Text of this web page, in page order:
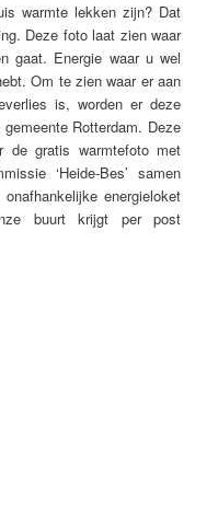
warmte lekken zijn? Dat
Deze foto laat zien waar
gaat. Energie waar u wel
Om te zien waar er aan
is, worden er deze
Rotterdam. Deze
de gratis warmtefoto met
‘Heide-Bes’ samen
energieloket
buurt krijgt per post